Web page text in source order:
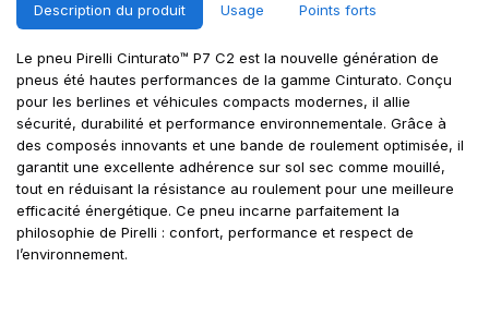
Description du produit Usage Points forts
Le pneu Pirelli Cinturato™ P7 C2 est la nouvelle génération de
pneus été hautes performances de la gamme Cinturato. Conçu
pour les berlines et véhicules compacts modernes, il allie
sécurité, durabilité et performance environnementale. Grâce à
des composés innovants et une bande de roulement optimisée, il
garantit une excellente adhérence sur sol sec comme mouillé,
tout en réduisant la résistance au roulement pour une meilleure
efficacité énergétique. Ce pneu incarne parfaitement la
philosophie de Pirelli : confort, performance et respect de
l’environnement.